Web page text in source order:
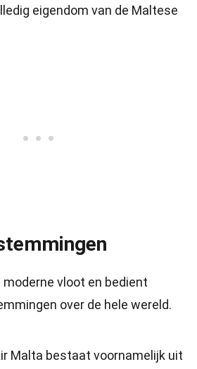
eigendom van de Maltese
vloot en bedient
over de hele wereld.
Malta bestaat voornamelijk uit